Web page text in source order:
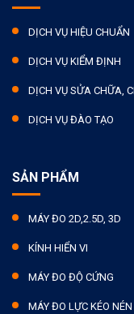
DỊCH VỤ HIỆU CHUẨN
DỊCH VỤ KIỂM ĐỊNH
DỊCH VỤ SỬA CHỮA,
DỊCH VỤ ĐÀO TẠO
SẢN PHẨM
MÁY ĐO 2D,2.5D, 3D
KÍNH HIỂN VI
MÁY ĐO ĐỘ CỨNG
MÁY ĐO LỰC KÉO NÉN